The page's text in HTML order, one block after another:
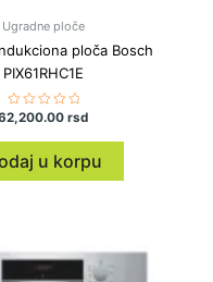
Ugradne ploče
ploča Bosch
PIX61RHC1E
Ocenjeno
sa
0
od
5
rsd
u korpu